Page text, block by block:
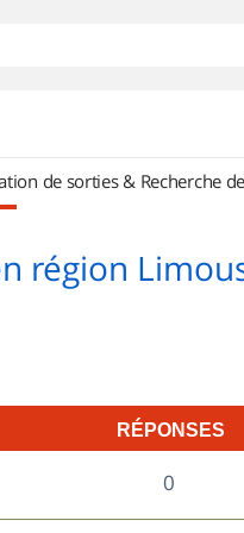
de sorties & Recherche
région
RÉPONSES
0R
é